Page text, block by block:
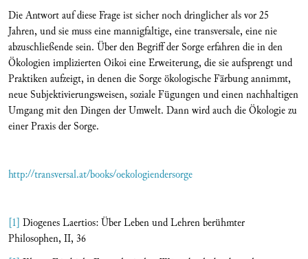
Die Antwort auf diese Frage ist sicher noch dringlicher als vor 25
Jahren, und sie muss eine mannigfaltige, eine transversale, eine nie
abzuschließende sein. Über den Begriff der Sorge erfahren die in den
Ökologien implizierten Oikoi eine Erweiterung, die sie aufsprengt und
Praktiken aufzeigt, in denen die Sorge ökologische Färbung annimmt,
neue Subjektivierungsweisen, soziale Fügungen und einen nachhaltigen
Umgang mit den Dingen der Umwelt. Dann wird auch die Ökologie zu
einer Praxis der Sorge.
http://transversal.at/books/oekologiendersorge
[1] Diogenes Laertios: Über Leben und Lehren berühmter
Philosophen, II, 36